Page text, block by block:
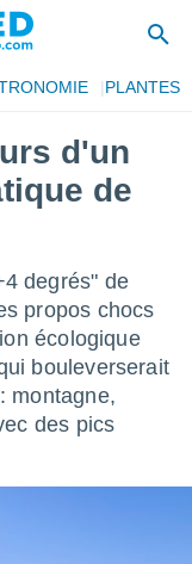
PLANTES
d'un
de
degrés" de
propos chocs
écologique
bouleverserait
montagne,
des pics